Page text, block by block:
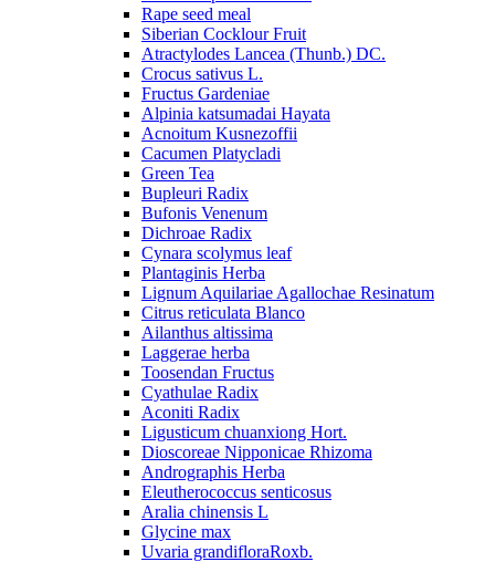
Rape seed meal
Siberian Cocklour Fruit
Atractylodes Lancea (Thunb.) DC.
Crocus sativus L.
Fructus Gardeniae
Alpinia katsumadai Hayata
Acnoitum Kusnezoffii
Cacumen Platycladi
Green Tea
Bupleuri Radix
Bufonis Venenum
Dichroae Radix
Cynara scolymus leaf
Plantaginis Herba
Lignum Aquilariae Agallochae Resinatum
Citrus reticulata Blanco
Ailanthus altissima
Laggerae herba
Toosendan Fructus
Cyathulae Radix
Aconiti Radix
Ligusticum chuanxiong Hort.
Dioscoreae Nipponicae Rhizoma
Andrographis Herba
Eleutherococcus senticosus
Aralia chinensis L
Glycine max
Uvaria grandifloraRoxb.